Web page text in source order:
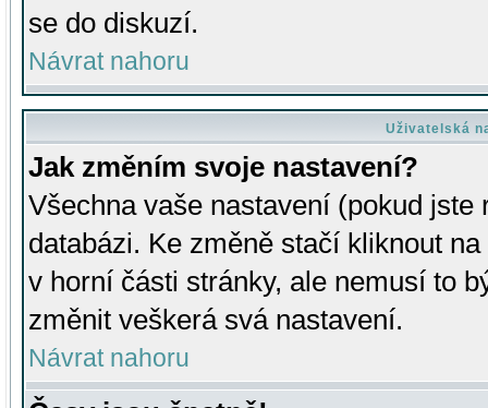
se do diskuzí.
Návrat nahoru
Uživatelská
Jak změním svoje nastavení?
Všechna vaše nastavení (pokud
databázi. Ke změně stačí kliknout
v horní části stránky, ale nemusí to
změnit veškerá svá nastavení.
Návrat nahoru